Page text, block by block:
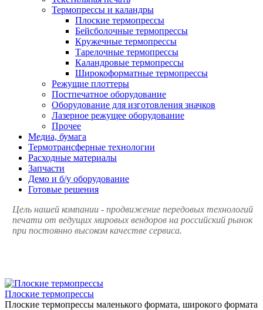
Термопрессы и каландры
Плоские термопрессы
Бейсболочные термопрессы
Кружечные термопрессы
Тарелочные термопрессы
Каландровые термопрессы
Широкоформатные термопрессы
Режущие плоттеры
Постпечатное оборудование
Оборудование для изготовления значков
Лазерное режущее оборудование
Прочее
Медиа, бумага
Термотрансферные технологии
Расходные материалы
Запчасти
Демо и б/у оборудование
Готовые решения
Цель нашей компании - продвижение передовых технологий
печати от ведущих мировых вендоров на российский рынок
при постоянно высоком качестве сервиса.
Плоские термопрессы
Плоские термопрессы маленького формата, широкого формата